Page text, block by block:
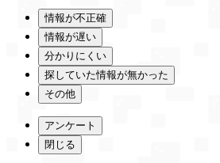
情報が不正確
情報が遅い
分かりにくい
探していた情報が無かった
その他
アンケート
閉じる